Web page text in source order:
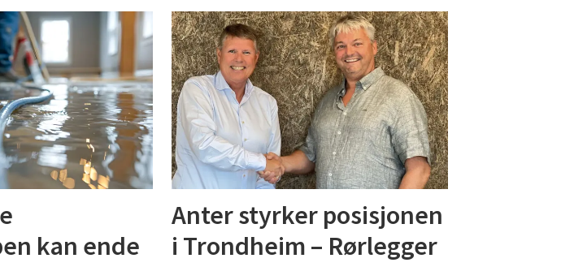
kan ende
Anter styrker posisjonen
i Trondheim – Rørlegger